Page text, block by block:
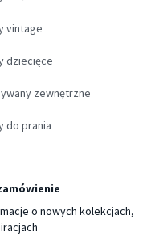
vintage
dziecięce
zewnętrzne
do prania
o nowych kolekcjach,